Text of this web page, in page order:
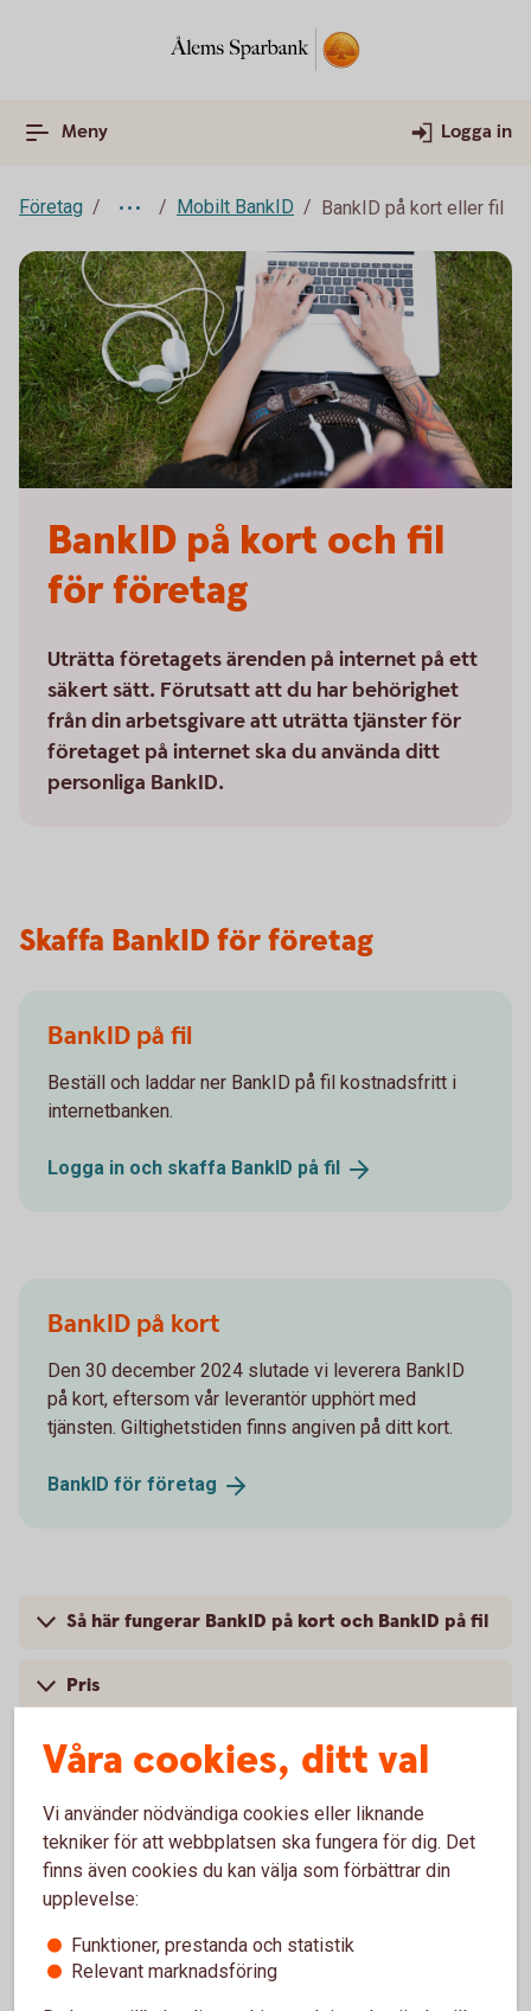
Meny Logga in
Företag Mobilt BankID BankID på kort eller fil
BankID på kort och fil
för företag
Uträtta företagets ärenden på internet på ett
säkert sätt. Förutsatt att du har behörighet
från din arbetsgivare att uträtta tjänster för
företaget på internet ska du använda ditt
personliga BankID.
Skaffa BankID för företag
BankID på fil
Beställ och laddar ner BankID på fil kostnadsfritt i
internetbanken.
Logga in och skaffa BankID på fil
BankID på kort
Den 30 december 2024 slutade vi leverera BankID
på kort, eftersom vår leverantör upphört med
tjänsten. Giltighetstiden finns angiven på ditt kort.
BankID för företag
Så här fungerar BankID på kort och BankID på fil
Pris
Spärra BankID
Säkerhet på internet
Mobilt BankID
Våra cookies, ditt val
Vi använder nödvändiga cookies eller liknande
tekniker för att webbplatsen ska fungera för dig. Det
finns även cookies du kan välja som förbättrar din
upplevelse:
Funktioner, prestanda och statistik
Relevant marknadsföring